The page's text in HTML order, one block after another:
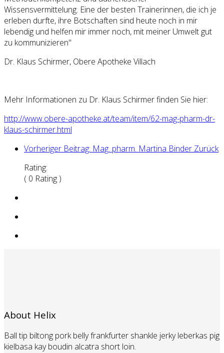
Wissensvermittelung. Eine der besten Trainerinnen, die ich je
erleben durfte, ihre Botschaften sind heute noch in mir
lebendig und helfen mir immer noch, mit meiner Umwelt gut
zu kommunizieren"
Dr. Klaus Schirmer, Obere Apotheke Villach
Mehr Informationen zu Dr. Klaus Schirmer finden Sie hier:
http://www.obere-apotheke.at/team/item/62-mag-pharm-dr-
klaus-schirmer.html
Vorheriger Beitrag: Mag. pharm. Martina Binder Zurück
Rating:
( 0 Rating )
About Helix
Ball tip biltong pork belly frankfurter shankle jerky leberkas pig
kielbasa kay boudin alcatra short loin.